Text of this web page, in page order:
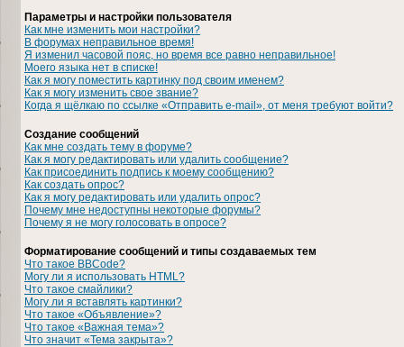
Параметры и настройки пользователя
Как мне изменить мои настройки?
В форумах неправильное время!
Я изменил часовой пояс, но время все равно неправильное!
Моего языка нет в списке!
Как я могу поместить картинку под своим именем?
Как я могу изменить свое звание?
Когда я щёлкаю по ссылке «Отправить e-mail», от меня требуют войти?
Создание сообщений
Как мне создать тему в форуме?
Как я могу редактировать или удалить сообщение?
Как присоединить подпись к моему сообщению?
Как создать опрос?
Как я могу редактировать или удалить опрос?
Почему мне недоступны некоторые форумы?
Почему я не могу голосовать в опросе?
Форматирование сообщений и типы создаваемых тем
Что такое BBCode?
Могу ли я использовать HTML?
Что такое смайлики?
Могу ли я вставлять картинки?
Что такое «Объявление»?
Что такое «Важная тема»?
Что значит «Тема закрыта»?